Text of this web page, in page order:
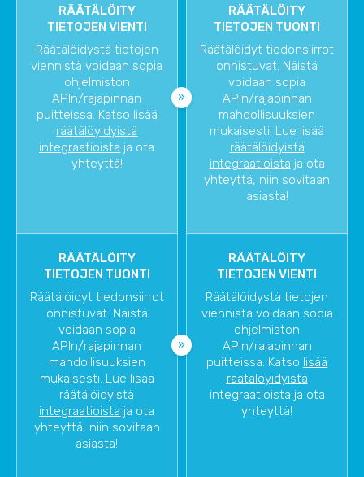
RÄÄTÄLÖITY
TIETOJEN VIENTI
Räätälöidystä tietojen
viennistä voidaan sopia
ohjelmiston
APIn/rajapinnan
puitteissa. Katso lisää
räätälöyidyistä
integraatioista ja ota
yhteyttä!
RÄÄTÄLÖITY
TIETOJEN TUONTI
Räätälöidyt tiedonsiirrot
onnistuvat. Näistä
voidaan sopia
APIn/rajapinnan
mahdollisuuksien
mukaisesti. Lue lisää
räätälöidyistä
integraatioista ja ota
yhteyttä, niin sovitaan
asiasta!
RÄÄTÄLÖITY
TIETOJEN TUONTI
Räätälöidyt tiedonsiirrot
onnistuvat. Näistä
voidaan sopia
APIn/rajapinnan
mahdollisuuksien
mukaisesti. Lue lisää
räätälöidyistä
integraatioista ja ota
yhteyttä, niin sovitaan
asiasta!
RÄÄTÄLÖITY
TIETOJEN VIENTI
Räätälöidystä tietojen
viennistä voidaan sopia
ohjelmiston
APIn/rajapinnan
puitteissa. Katso lisää
räätälöyidyistä
integraatioista ja ota
yhteyttä!